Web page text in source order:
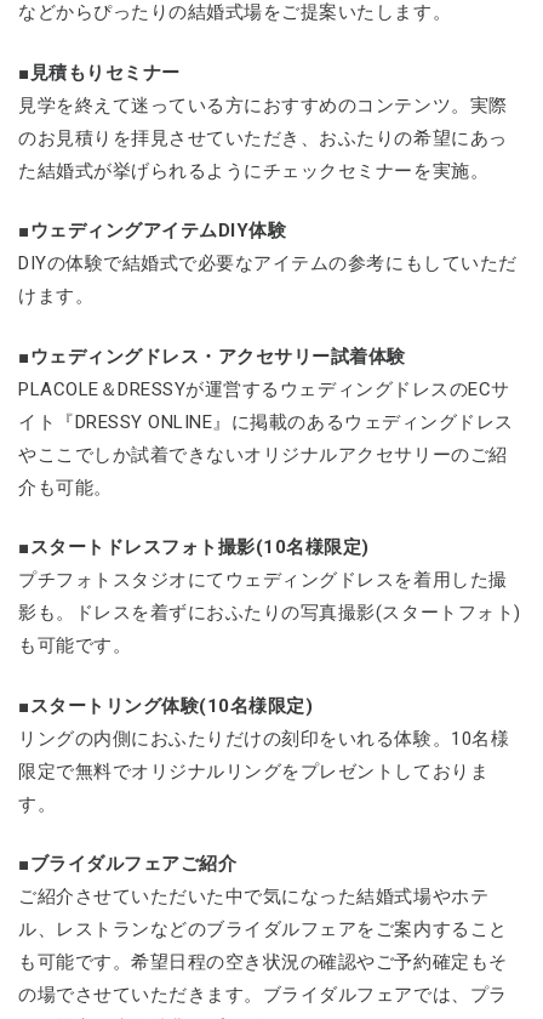
などからぴったりの結婚式場をご提案いたします。
■見積もりセミナー
見学を終えて迷っている方におすすめのコンテンツ。実際
のお見積りを拝見させていただき、おふたりの希望にあっ
た結婚式が挙げられるようにチェックセミナーを実施。
■ウェディングアイテムDIY体験
DIYの体験で結婚式で必要なアイテムの参考にもしていただ
けます。
■ウェディングドレス・アクセサリー試着体験
PLACOLE＆DRESSYが運営するウェディングドレスのECサ
イト『DRESSY ONLINE』に掲載のあるウェディングドレス
やここでしか試着できないオリジナルアクセサリーのご紹
介も可能。
■スタートドレスフォト撮影(10名様限定)
プチフォトスタジオにてウェディングドレスを着用した撮
影も。ドレスを着ずにおふたりの写真撮影(スタートフォト)
も可能です。
■スタートリング体験(10名様限定)
リングの内側におふたりだけの刻印をいれる体験。10名様
限定で無料でオリジナルリングをプレゼントしておりま
す。
■ブライダルフェアご紹介
ご紹介させていただいた中で気になった結婚式場やホテ
ル、レストランなどのブライダルフェアをご案内すること
も可能です。希望日程の空き状況の確認やご予約確定もそ
の場でさせていただきます。ブライダルフェアでは、プラ